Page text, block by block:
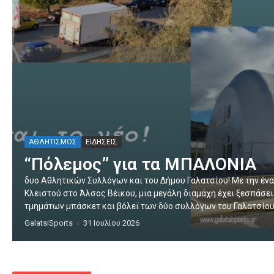
ΑΘΛΗΤΙΣΜΟΣ ΕΙΔΗΣΕΙΣ
“Πόλεμος” για τα ΜΠΑΛΟΝΙΑ
δυο Αθλητικών Συλλόγων και του Δήμου Γαλατσίου! Με την
Κλειστού στο Άλσος Βέϊκου, μια μεγάλη διαμάχη έχει
τμημάτων μπάσκετ και βόλεϊ των δύο συλλόγων του
GalatsiSports 31 Ιουλίου 2026